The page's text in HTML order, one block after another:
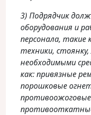
3) Подрядчик
оборудования и
персонала, такие
техники, стоянку,
необходимыми
как: привязные
порошковые